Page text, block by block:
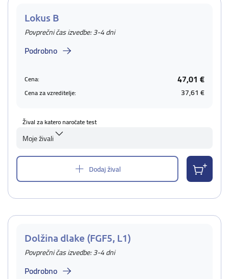
Lokus B
Povprečni čas izvedbe: 3-4 dni
Podrobno
Cena: 47,01 €
Cena za vzreditelje: 37,61 €
Žival za katero naročate test
Moje živali
Dodaj žival
Dolžina dlake (FGF5, L1)
Povprečni čas izvedbe: 3-4 dni
Podrobno